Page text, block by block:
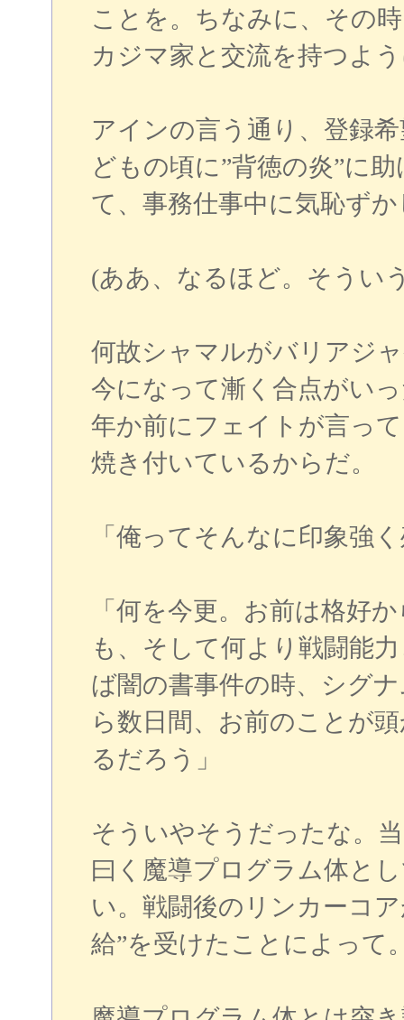
ことを。ちなみに、その
カジマ家と交流を持つよ
アインの言う通り、登録
どもの頃に”背徳の炎”に
て、事務仕事中に気恥ず
(ああ、なるほど。そうい
何故シャマルがバリアジ
今になって漸く合点がい
年か前にフェイトが言っ
焼き付いているからだ。
「俺ってそんなに印象強
「何を今更。お前は格好
も、そして何より戦闘能
ば闇の書事件の時、シグ
ら数日間、お前のことが
るだろう」
そういやそうだったな。
曰く魔導プログラム体と
い。戦闘後のリンカーコ
給”を受けたことによって